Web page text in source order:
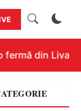
din